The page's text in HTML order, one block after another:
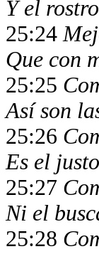
Y el
25:24
Que con
25:25
Así son
25:26
Es el
25:27
Ni el
25:28